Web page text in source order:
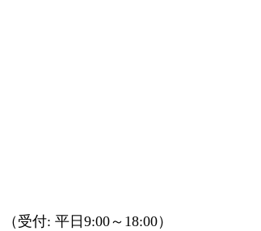
（受付: 平日9:00～18:00）